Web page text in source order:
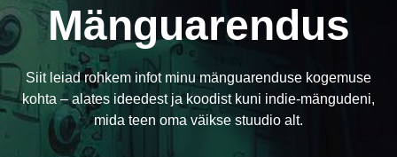
Mänguarendus
Siit leiad rohkem infot minu mänguarenduse kogemuse
kohta – alates ideedest ja koodist kuni indie-mängudeni,
mida teen oma väikse stuudio alt.